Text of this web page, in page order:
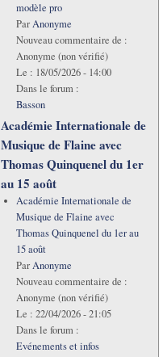
modèle pro
ParAnonyme
Nouveau commentaire de :
Anonyme (non vérifié)
Le : 18/05/2026 - 14:00
Dans le forum :
Basson
Académie Internationale de
Musique de Flaine avec
Thomas Quinquenel du 1er
au 15 août
Académie Internationale de
Musique de Flaine avec
Thomas Quinquenel du 1er au
15 août
ParAnonyme
Nouveau commentaire de :
Anonyme (non vérifié)
Le : 22/04/2026 - 21:05
Dans le forum :
Evénements et infos